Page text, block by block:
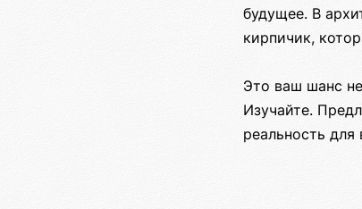
будущее. В
кирпичик,
Это ваш шанс
Изучайте.
реальность для